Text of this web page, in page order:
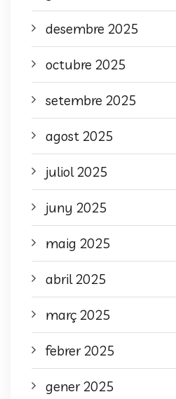
desembre 2025
octubre 2025
setembre 2025
agost 2025
juliol 2025
juny 2025
maig 2025
abril 2025
març 2025
febrer 2025
gener 2025